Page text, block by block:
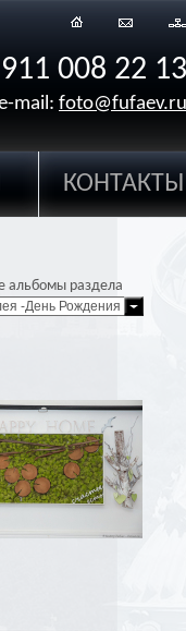
008 22 13
mail: foto@fufaev.ru
КОНТАКТЫ
альбомы раздела
-День Рождения 50